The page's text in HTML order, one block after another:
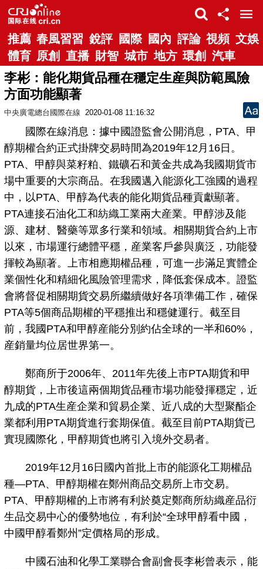
推薦 春風習習 銳評 國際 國內 評論 視頻 文娛
體育 原創 直播 財智 城市 地方 環創 汽車
李彬：能化期貨品種在穩定生産與防範風險
方面功能顯著
中央廣電總台國際在線 2020-01-08 11:16:32
國際在線消息：據中國證監會公開消息，PTA、甲
醇期權合約正式掛牌交易時間為2019年12月16日。
PTA、甲醇與菜籽粕、鐵礦石和黃金共成為我國期貨市
場中重要的大宗商品。在我國邁入能源化工強國的過程
中，以PTA、甲醇為代表的能化期貨品種貢獻顯著。
PTA連接石油化工和紡織工業兩大産業。甲醇涉及能
源、建材、醫藥等眾多行業和領域。相關期貨合約上市
以來，市場運行總體平穩，産業客戶參與廣泛，功能發
揮較為顯著。上市相應期權品種，可進一步滿足實體企
業個性化和精細化風險管理需求，降低套保成本。證監
會將督促相關期貨交易所繼續做好各項準備工作，確保
PTA等5個商品期權的平穩推出和穩健運行。截至目
前，我國PTA和甲醇産能分別約佔全球的一半和60%，
産銷量均位居世界第一。
鄭商所于2006年、2011年先後上市PTA期貨和甲
醇期貨，上市後這兩個期貨品種市場功能發揮穩定，近
九成的PTA生産企業和貿易企業、近八成的大型聚酯企
業都利用PTA期貨進行套期保值。截至目前PTA期貨已
實現國際化，甲醇期貨也將引入境外交易者。
2019年12月16日國內首批上市的能源化工期權品
種—PTA、甲醇期權在鄭州商品交易所上市交易。
PTA、甲醇期權的上市將有利於奠定鄭商所紡織産品衍
生品交易中心的優勢地位，有利於“全球甲醇看中國，
中國甲醇看鄭州”定價格局的形成。
中國石油和化學工業聯合會副會長李彬曾表示，能